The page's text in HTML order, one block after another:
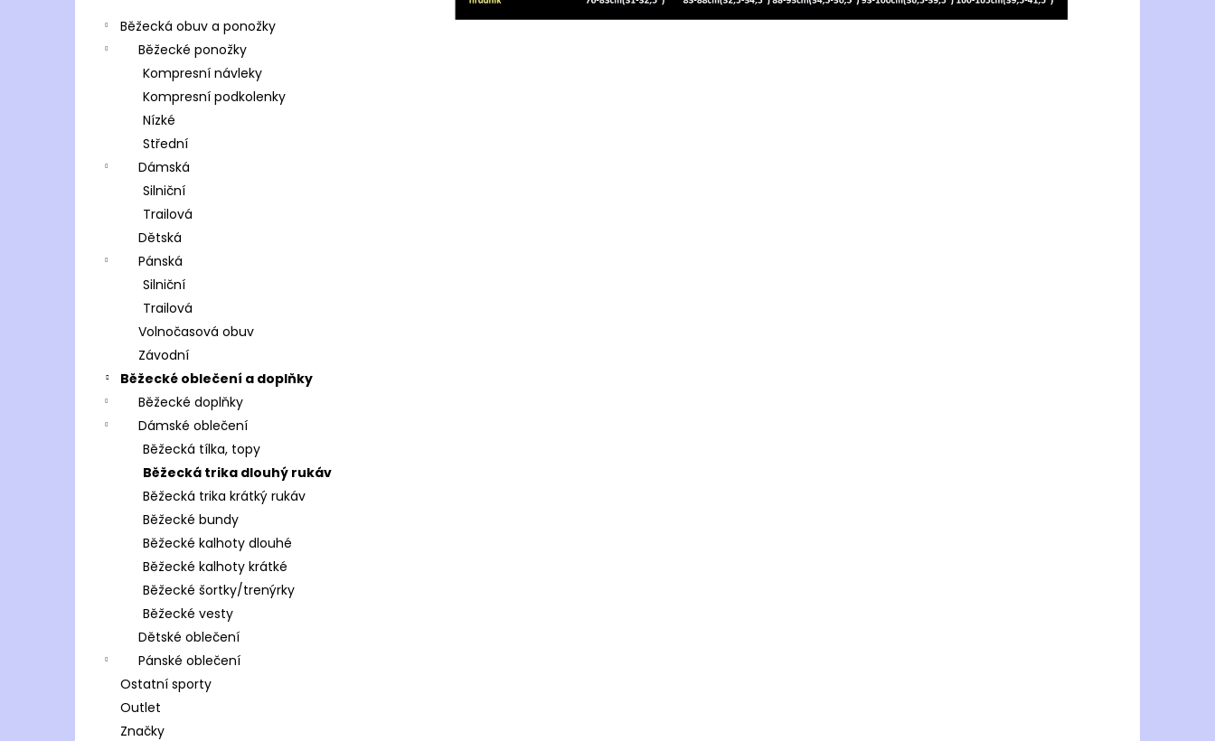
Běžecká obuv a ponožky
Běžecké ponožky
Kompresní návleky
Kompresní podkolenky
Nízké
Střední
Dámská
Silniční
Trailová
Dětská
Pánská
Silniční
Trailová
Volnočasová obuv
Závodní
Běžecké oblečení a doplňky
Běžecké doplňky
Dámské oblečení
Běžecká tílka, topy
Běžecká trika dlouhý rukáv
Běžecká trika krátký rukáv
Běžecké bundy
Běžecké kalhoty dlouhé
Běžecké kalhoty krátké
Běžecké šortky/trenýrky
Běžecké vesty
Dětské oblečení
Pánské oblečení
Ostatní sporty
Outlet
Značky